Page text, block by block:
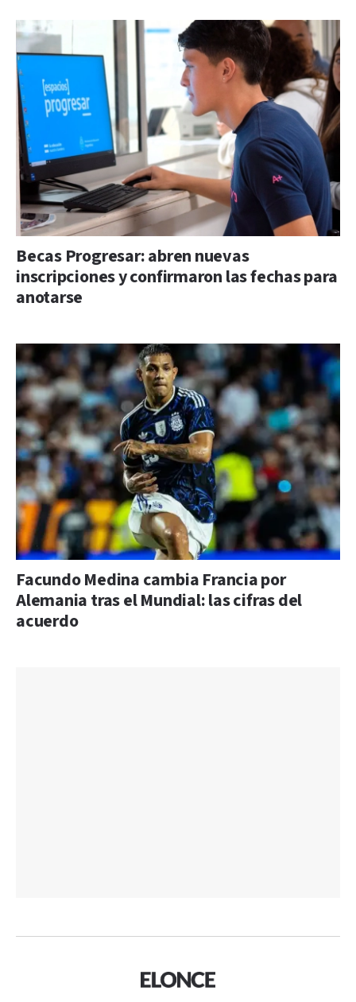
Becas Progresar: abren nuevas
inscripciones y confirmaron las fechas para
anotarse
Facundo Medina cambia Francia por
Alemania tras el Mundial: las cifras del
acuerdo